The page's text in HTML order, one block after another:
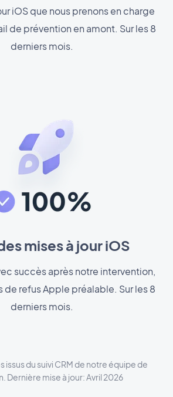
iOS que nous prenons en charge
de prévention en amont. Sur les 8
derniers mois.
mises à jour iOS
succès après notre intervention,
de refus Apple préalable. Sur les 8
derniers mois.
issus du suivi CRM de notre équipe de
Dernière mise à jour: Avril 2026